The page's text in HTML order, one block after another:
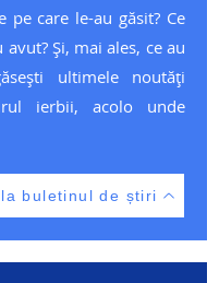
pe care le-au găsit? Ce
Și, mai ales, ce au
ultimele noutăți
ierbii, acolo unde
buletinul de știri